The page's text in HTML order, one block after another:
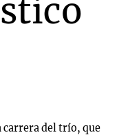
carrera del trío, que